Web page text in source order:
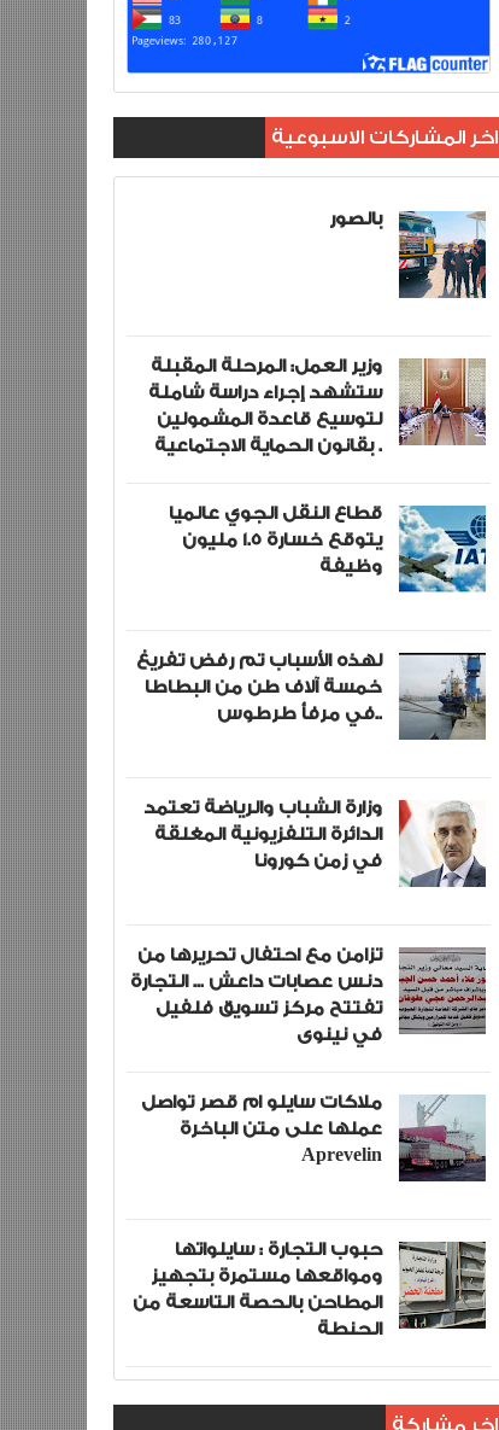
اخر المشاركات الاسبوعية
بالصور
وزير العمل: المرحلة المقبلة
ستشهد إجراء دراسة شاملة
لتوسيع قاعدة المشمولين
بقانون الحماية الاجتماعية .
قطاع النقل الجوي عالميا
يتوقع خسارة 1.5 مليون
وظيفة
لهذه الأسباب تم رفض تفريغ
خمسة آلاف طن من البطاطا
في مرفأ طرطوس..
وزارة الشباب والرياضة تعتمد
الدائرة التلفزيونية المغلقة
في زمن كورونا
تزامن مع احتفال تحريرها من
دنس عصابات داعش ... التجارة
تفتتح مركز تسويق فلفيل
في نينوى
ملاكات سايلو ام قصر تواصل
عملها على متن الباخرة
Aprevelin
حبوب التجارة : سايلواتها
ومواقعها مستمرة بتجهيز
المطاحن بالحصة التاسعة من
الحنطة